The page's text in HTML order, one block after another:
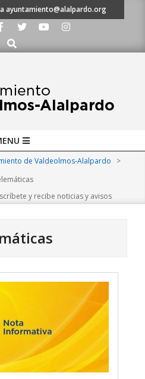
ayuntamiento@alalpardo.org
Buscar
de Valdeolmos-Alalpardo
>
y recibe noticias y avisos